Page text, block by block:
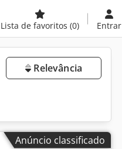
Lista de favoritos (0) Entrar
Relevância
Anúncio classificado